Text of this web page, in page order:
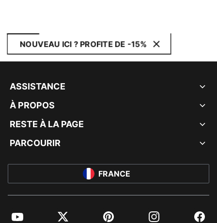
NOUVEAU ICI ? PROFITE DE -15%
ASSISTANCE
À PROPOS
RESTE À LA PAGE
PARCOURIR
FRANCE
YouTube Twitter Pinterest Instagram